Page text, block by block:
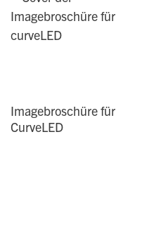
Imagebroschüre für
CurveLED